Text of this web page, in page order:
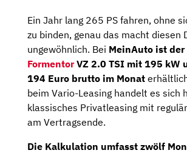
Ein Jahr lang 265 PS fahren, ohne
zu binden, genau das macht diesen
ungewöhnlich. Bei MeinAuto ist der
FormentorVZ 2.0 TSI mit 195 kW
194 Euro brutto im Monat
beim Vario-Leasing handelt es sich
klassisches Privatleasing mit
am Vertragsende.
Die Kalkulation umfasst zwölf